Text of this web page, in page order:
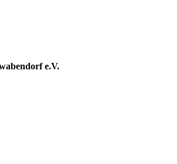
e.V.